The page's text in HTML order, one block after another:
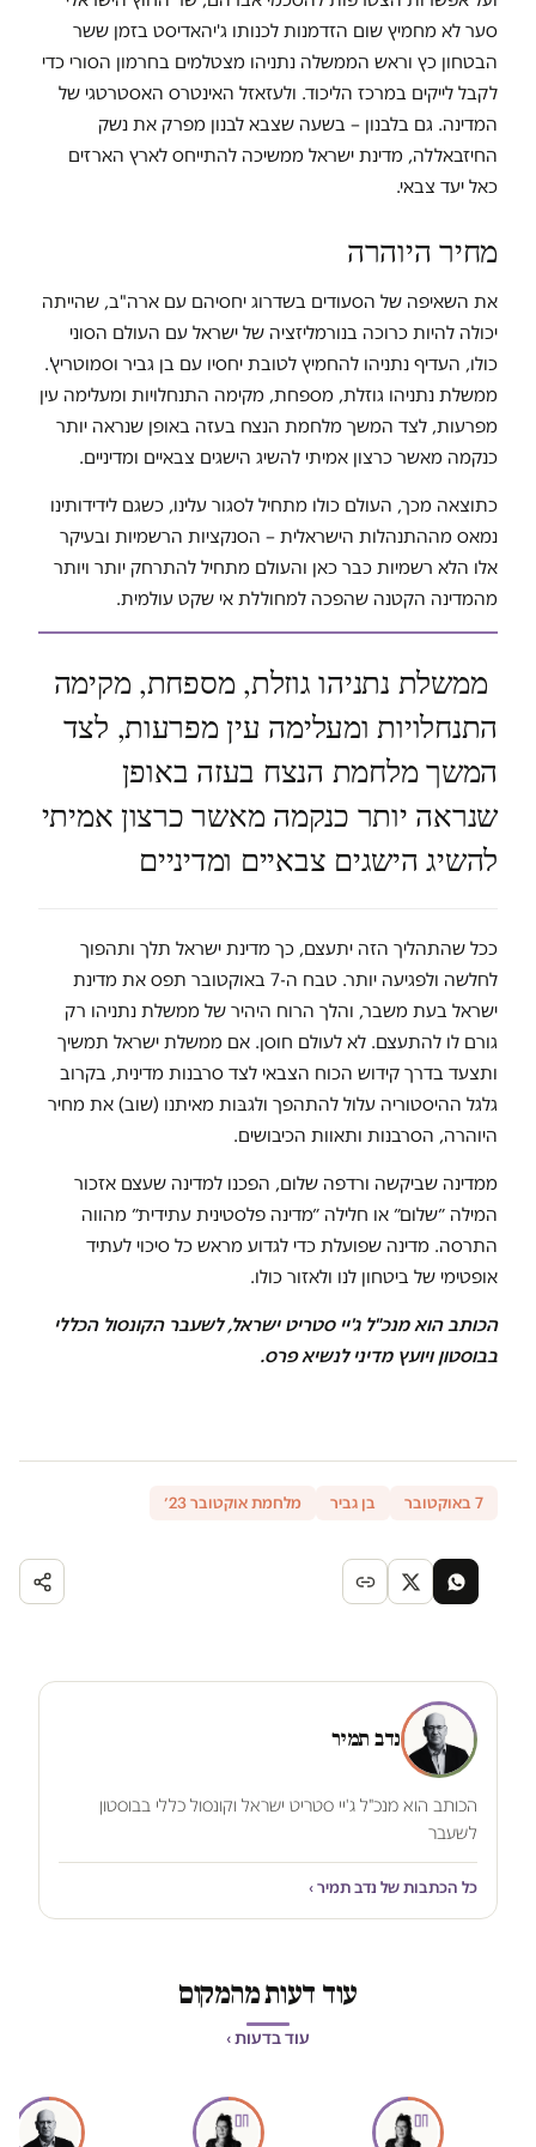
סער לא מחמיץ שום הזדמנות לכנותו ג'יהאדיסט בזמן ששר
הבטחון כץ וראש הממשלה נתניהו מצטלמים בחרמון הסורי כדי
לקבל לייקים במרכז הליכוד. ולעזאזל האינטרס האסטרטגי של
המדינה. גם בלבנון – בשעה שצבא לבנון מפרק את נשק
החיזבאללה, מדינת ישראל ממשיכה להתייחס לארץ הארזים
כאל יעד צבאי.
מחיר היוהרה
את השאיפה של הסעודים בשדרוג יחסיהם עם ארה"ב, שהייתה
יכולה להיות כרוכה בנורמליזציה של ישראל עם העולם הסוני
כולו, העדיף נתניהו להחמיץ לטובת יחסיו עם בן גביר וסמוטריץ'.
ממשלת נתניהו גוזלת, מספחת, מקימה התנחלויות ומעלימה עין
מפרעות, לצד המשך מלחמת הנצח בעזה באופן שנראה יותר
כנקמה מאשר כרצון אמיתי להשיג הישגים צבאיים ומדיניים.
כתוצאה מכך, העולם כולו מתחיל לסגור עלינו, כשגם לידידותינו
נמאס מההתנהלות הישראלית – הסנקציות הרשמיות ובעיקר
אלו הלא רשמיות כבר כאן והעולם מתחיל להתרחק יותר ויותר
מהמדינה הקטנה שהפכה למחוללת אי שקט עולמית.
ממשלת נתניהו גוזלת, מספחת, מקימה
התנחלויות ומעלימה עין מפרעות, לצד
המשך מלחמת הנצח בעזה באופן
שנראה יותר כנקמה מאשר כרצון אמיתי
להשיג הישגים צבאיים ומדיניים
ככל שהתהליך הזה יתעצם, כך מדינת ישראל תלך ותהפוך
לחלשה ולפגיעה יותר. טבח ה-7 באוקטובר תפס את מדינת
ישראל בעת משבר, והלך הרוח היהיר של ממשלת נתניהו רק
גורם לו להתעצם. לא לעולם חוסן. אם ממשלת ישראל תמשיך
ותצעד בדרך קידוש הכוח הצבאי לצד סרבנות מדינית, בקרוב
גלגל ההיסטוריה עלול להתהפך ולגבּות מאיתנו (שוב) את מחיר
היוהרה, הסרבנות ותאוות הכיבושים.
ממדינה שביקשה ורדפה שלום, הפכנו למדינה שעצם אזכור
המילה ״שלום״ או חלילה ״מדינה פלסטינית עתידית״ מהווה
התרסה. מדינה שפועלת כדי לגדוע מראש כל סיכוי לעתיד
אופטימי של ביטחון לנו ולאזור כולו.
הכותב הוא מנכ"ל ג'יי סטריט ישראל, לשעבר הקונסול הכללי
בבוסטון ויועץ מדיני לנשיא פרס.
7 באוקטובר בן גביר מלחמת אוקטובר 23׳
נדב תמיר
הכותב הוא מנכ"ל ג'יי סטריט ישראל וקונסול כללי בבוסטון
לשעבר
כל הכתבות של נדב תמיר ›
עוד דעות מהמקום
עוד בדעות ›